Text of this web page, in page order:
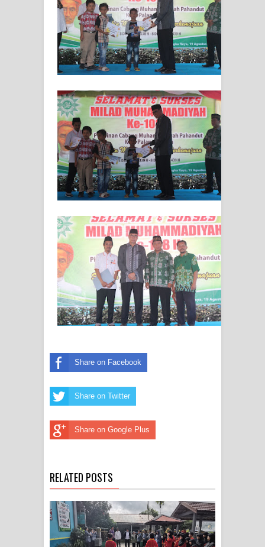
Share on Facebook
Share on Twitter
Share on Google Plus
RELATED POSTS